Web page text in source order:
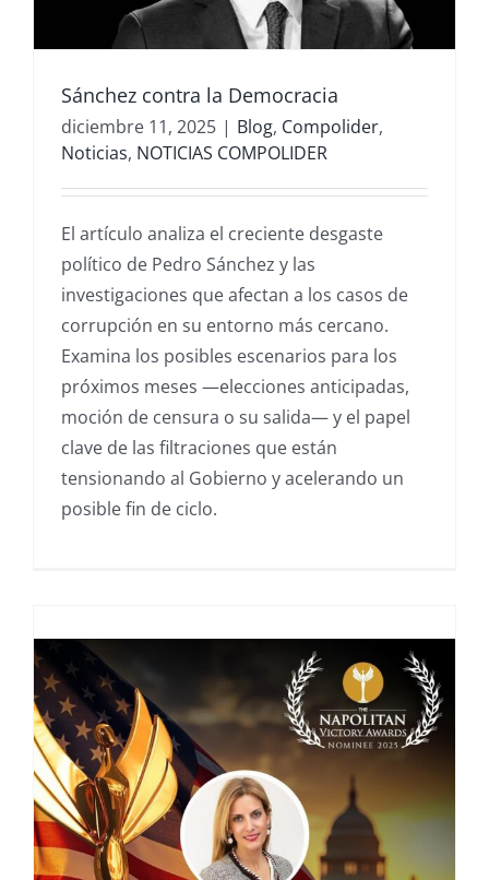
Sánchez contra la Democracia
diciembre 11, 2025 | Blog, Compolider,
Noticias, NOTICIAS COMPOLIDER
El artículo analiza el creciente desgaste
político de Pedro Sánchez y las
investigaciones que afectan a los casos de
corrupción en su entorno más cercano.
Examina los posibles escenarios para los
próximos meses —elecciones anticipadas,
moción de censura o su salida— y el papel
clave de las filtraciones que están
tensionando al Gobierno y acelerando un
posible fin de ciclo.